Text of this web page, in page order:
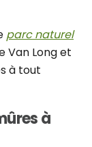
parc naturel
Van Long et
à tout
à